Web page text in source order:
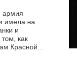
армия
имела на
и
как
Красной